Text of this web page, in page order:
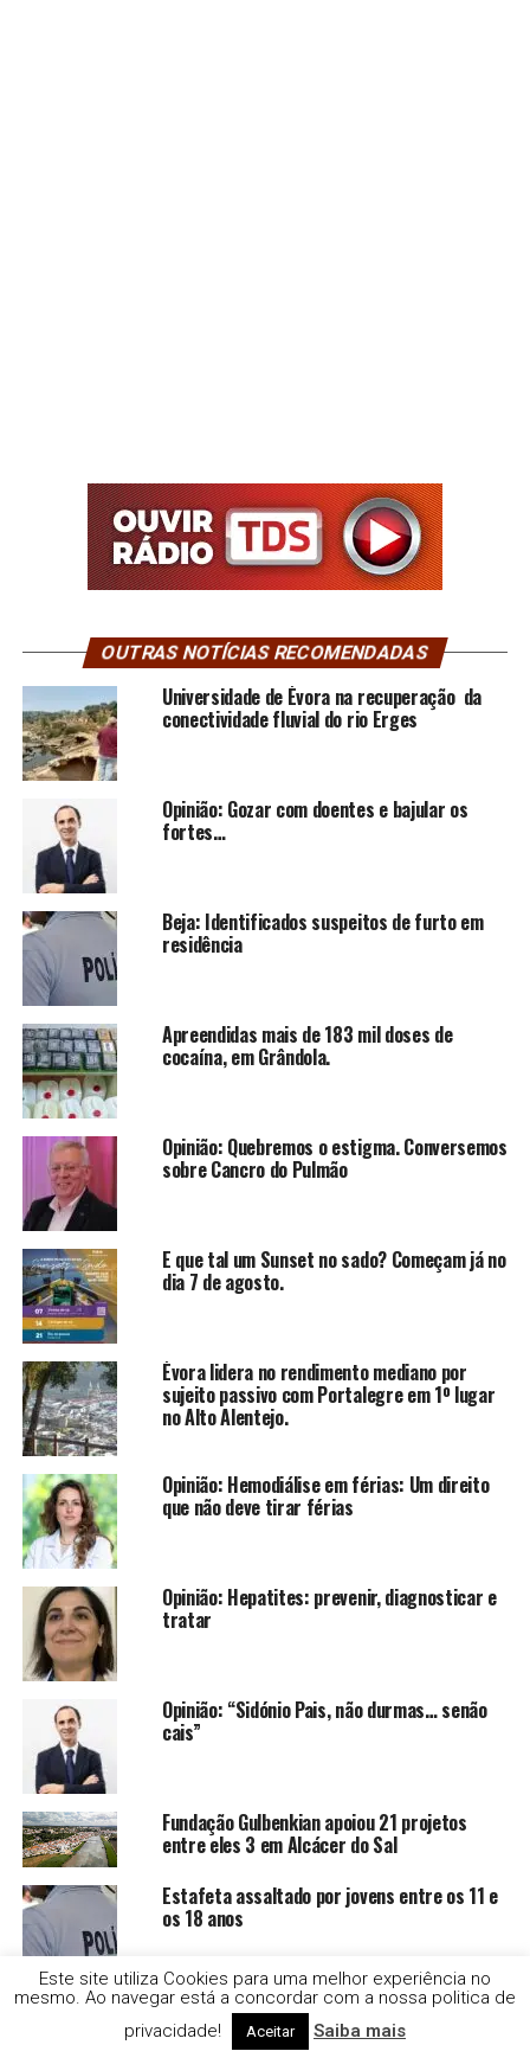
OUTRAS NOTÍCIAS RECOMENDADAS
Universidade de Évora na recuperação da
conectividade fluvial do rio Erges
Opinião: Gozar com doentes e bajular os
fortes…
Beja: Identificados suspeitos de furto em
residência
Apreendidas mais de 183 mil doses de
cocaína, em Grândola.
Opinião: Quebremos o estigma. Conversemos
sobre Cancro do Pulmão
E que tal um Sunset no sado? Começam já no
dia 7 de agosto.
Évora lidera no rendimento mediano por
sujeito passivo com Portalegre em 1º lugar
no Alto Alentejo.
Opinião: Hemodiálise em férias: Um direito
que não deve tirar férias
Opinião: Hepatites: prevenir, diagnosticar e
tratar
Opinião: “Sidónio Pais, não durmas… senão
cais”
Fundação Gulbenkian apoiou 21 projetos
entre eles 3 em Alcácer do Sal
Estafeta assaltado por jovens entre os 11 e
os 18 anos
Droga e alcool no Festival Músicas do Mundo,
em Sines
Este site utiliza Cookies para uma melhor experiência no
mesmo. Ao navegar está a concordar com a nossa politica de
privacidade!
Aceitar Saiba mais